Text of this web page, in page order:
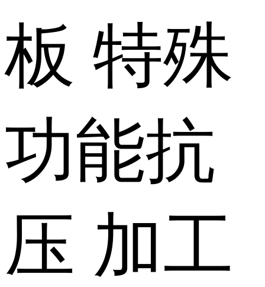
板 特殊
功能抗
压 加工